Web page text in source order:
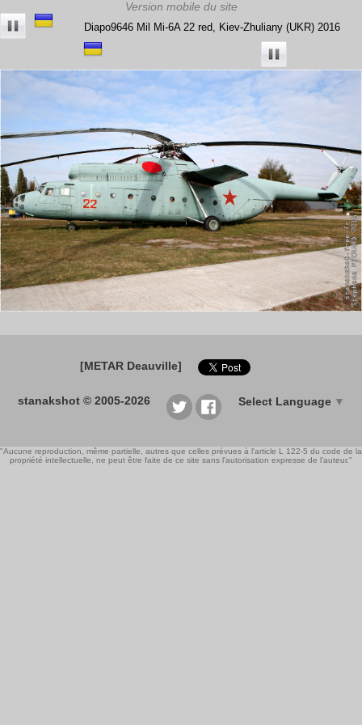
Diapo9646 Mil Mi-6A 22 red, Kiev-Zhuliany (UKR) 2016
[METAR Deauville]
stanakshot © 2005-2026 Select Language ▼
"Aucune reproduction, même partielle, autres que celles prévues à l'article L 122-5 du code de la
propriété intellectuelle, ne peut être faite de ce site sans l'autorisation expresse de l'auteur."